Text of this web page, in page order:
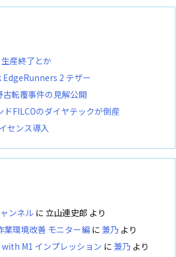
産終了とか
2 テザー
転覆事件の見解公開
FILCOのダイヤテックが倒産
センス導入
ンネル に 立山連史郎 より
環境改善 モニター編 に 兼乃 より
M1 インプレッション に 兼乃 より